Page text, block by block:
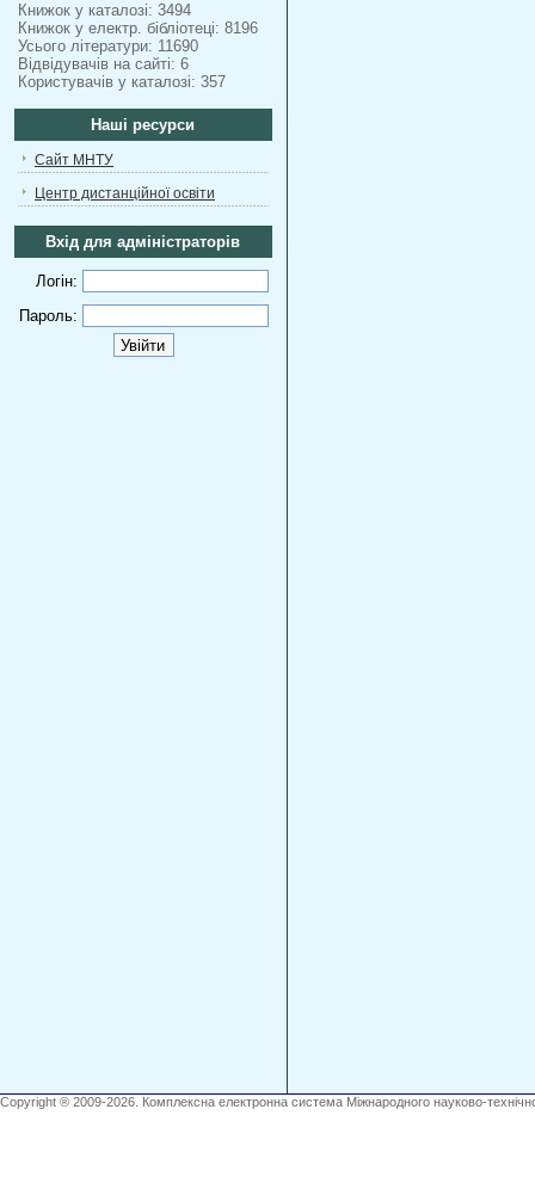
Книжок у каталозі: 3494
Книжок у електр. бібліотеці: 8196
Усього літератури: 11690
Відвідувачів на сайті: 6
Користувачів у каталозі: 357
Наші ресурси
Сайт МНТУ
Центр дистанційної освіти
Вхід для адміністраторів
Логін:
Пароль:
Copyright ® 2009-2026. Комплексна електронна система Міжнародного науково-